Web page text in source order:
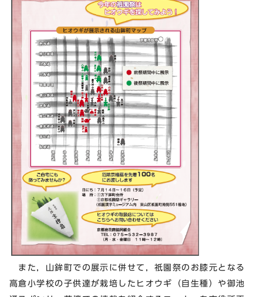
また，山鉾町での展示に併せて，祇園祭のお膝元となる
高倉小学校の子供達が栽培したヒオウギ（自生種）や御池